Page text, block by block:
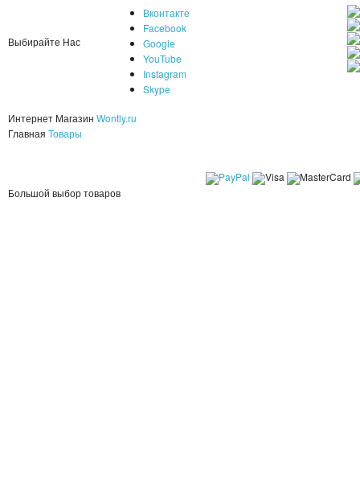
Выбирайте Нас
Вконтакте
Facebook
Google
YouTube
Instagram
Skype
Интернет Магазин Wontly.ru
Главная Товары
Большой выбор товаров